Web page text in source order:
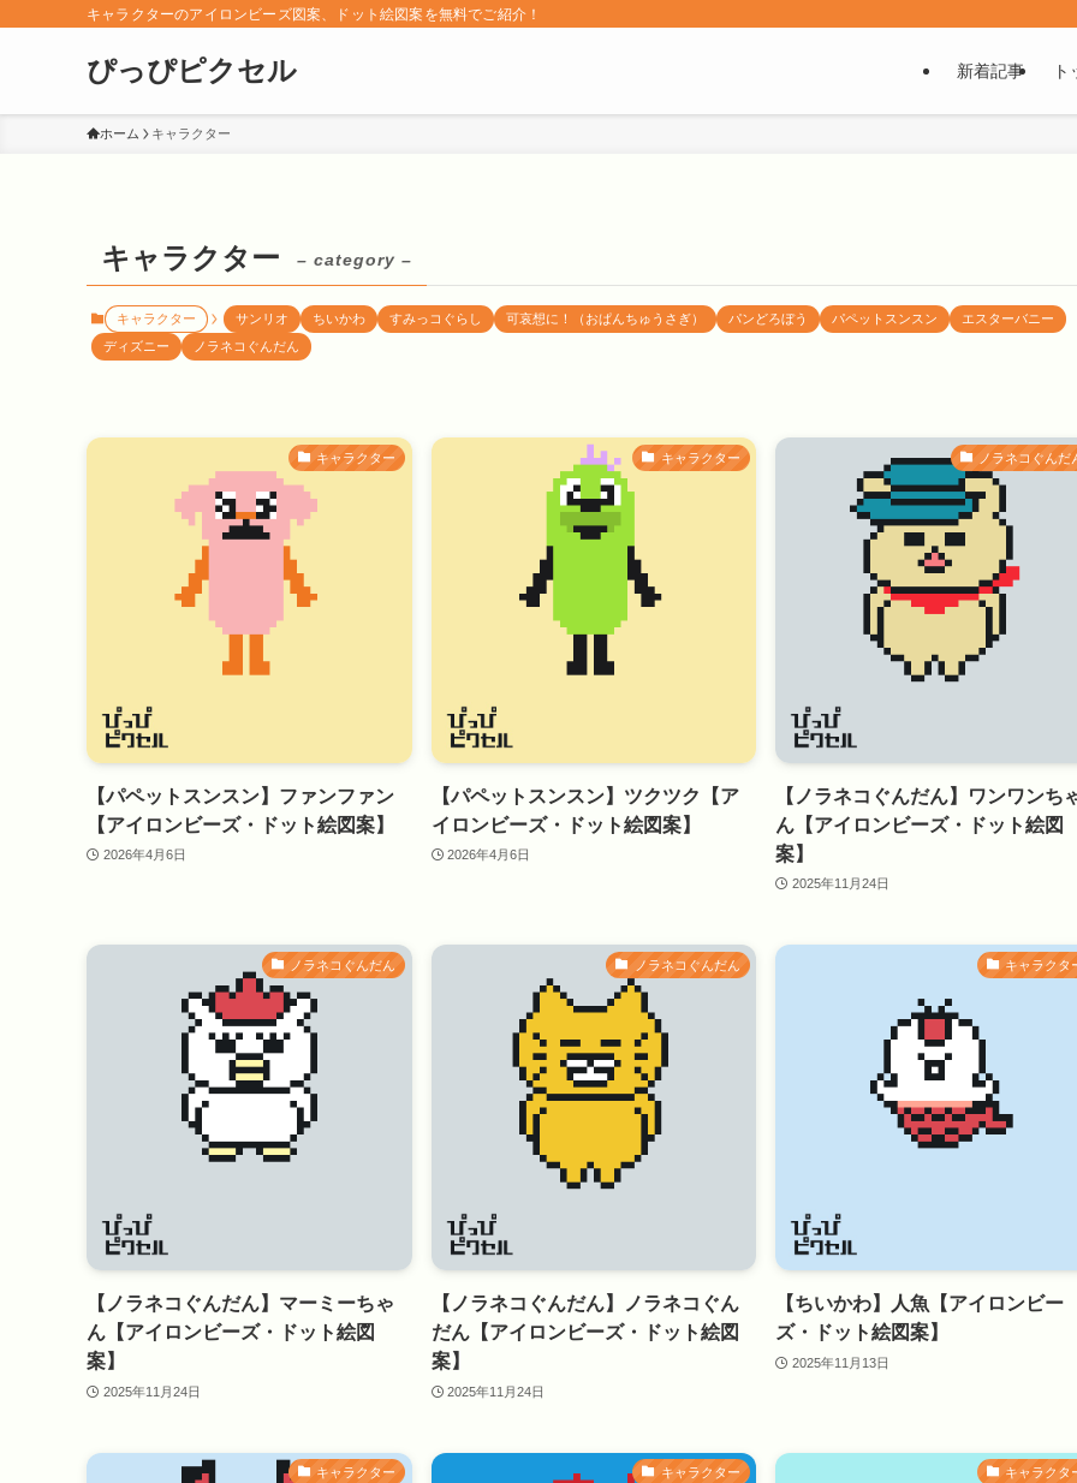
キャラクターのアイロンビーズ図案、ドット絵図案を無料でご紹介！
ぴっぴピクセル 新着記事 ト
ホーム キャラクター
キャラクター – category –
キャラクター サンリオ ちいかわ すみっコぐらし 可哀想に！（おぱんちゅうさぎ） パンどろぼう パペットスンスン
エスターバニー
ディズニー
ノラネコぐんだん
キャラクター
【パペットスンスン】ファンファン
【アイロンビーズ・ドット絵図案】
2026年4月6日
キャラクター
【パペットスンスン】ツクツク【ア
イロンビーズ・ドット絵図案】
2026年4月6日
ノラネコぐんだ
【ノラネコぐんだん】ワンワンち
ん【アイロンビーズ・ドット絵図
案】
2025年11月24日
ノラネコぐんだん
【ノラネコぐんだん】マーミーちゃ
ん【アイロンビーズ・ドット絵図
案】
2025年11月24日
ノラネコぐんだん
【ノラネコぐんだん】ノラネコぐん
だん【アイロンビーズ・ドット絵図
案】
2025年11月24日
キャラクタ
【ちいかわ】人魚【アイロンビー
ズ・ドット絵図案】
2025年11月13日
キャラクター キャラクター キャラクタ